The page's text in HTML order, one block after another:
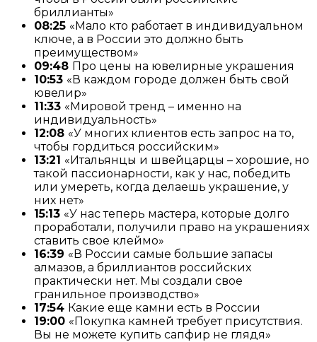
бриллианты»
08:25 «Мало кто работает в индивидуальном
ключе, а в России это должно быть
преимуществом»
09:48 Про цены на ювелирные украшения
10:53 «В каждом городе должен быть свой
ювелир»
11:33 «Мировой тренд – именно на
индивидуальность»
12:08 «У многих клиентов есть запрос на то,
чтобы гордиться российским»
13:21 «Итальянцы и швейцарцы – хорошие, но
такой пассионарности, как у нас, победить
или умереть, когда делаешь украшение, у
них нет»
15:13 «У нас теперь мастера, которые долго
проработали, получили право на украшениях
ставить свое клеймо»
16:39 «В России самые большие запасы
алмазов, а бриллиантов российских
практически нет. Мы создали свое
гранильное производство»
17:54 Какие еще камни есть в России
19:00 «Покупка камней требует присутствия.
Вы не можете купить сапфир не глядя»